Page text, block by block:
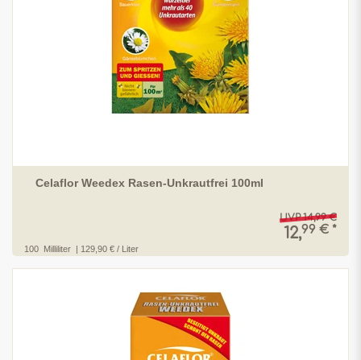
Celaflor Weedex Rasen-Unkrautfrei 100ml
UVP 14,99 €
12,99 € *
100 Milliliter | 129,90 € / Liter